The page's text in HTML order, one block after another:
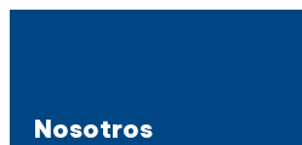
Nosotros